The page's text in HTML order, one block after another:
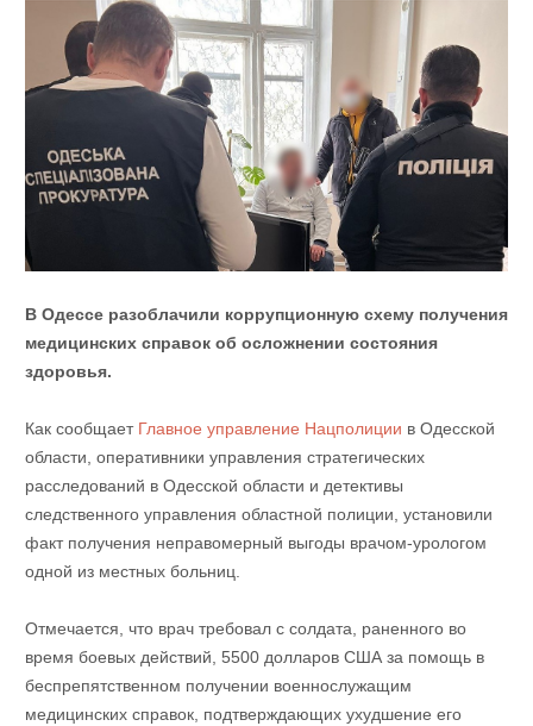
В Одессе разоблачили коррупционную схему получения
медицинских справок об осложнении состояния
здоровья.
Как сообщает Главное управление Нацполиции в Одесской
области, оперативники управления стратегических
расследований в Одесской области и детективы
следственного управления областной полиции, установили
факт получения неправомерный выгоды врачом-урологом
одной из местных больниц.
Отмечается, что врач требовал с солдата, раненного во
время боевых действий, 5500 долларов США за помощь в
беспрепятственном получении военнослужащим
медицинских справок, подтверждающих ухудшение его